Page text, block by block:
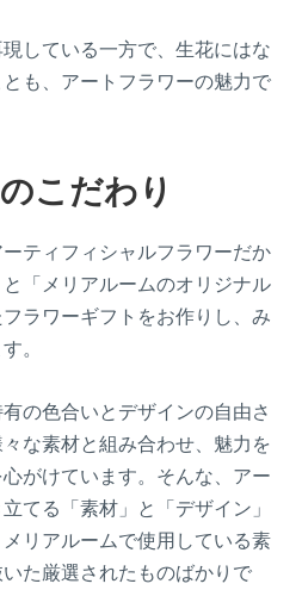
している一方で、生花にはな
も、アートフラワーの魅力で
こだわり
ティフィシャルフラワーだか
「メリアルームのオリジナル
ラワーギフトをお作りし、み
。
の色合いとデザインの自由さ
な素材と組み合わせ、魅力を
がけています。そんな、アー
てる「素材」と「デザイン」
リアルームで使用している素
た厳選されたものばかりで